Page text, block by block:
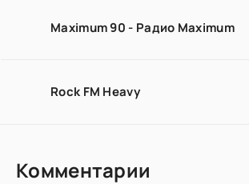
Maximum 90 - Радио Maximum
Rock FM Heavy
Комментарии